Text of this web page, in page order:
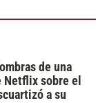
de una
sobre el
a su